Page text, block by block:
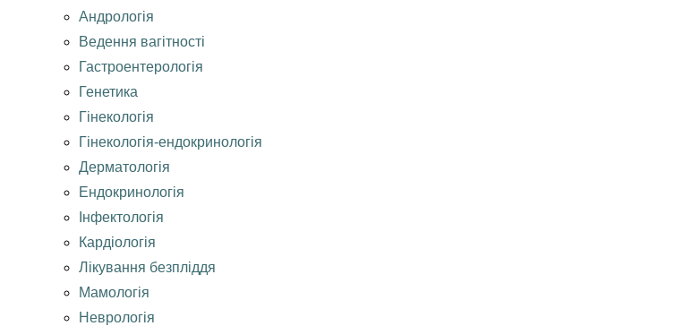
Андрологія
Ведення вагітності
Гастроентерологія
Генетика
Гінекологія
Гінекологія-ендокринологія
Дерматологія
Ендокринологія
Інфектологія
Кардіологія
Лікування безпліддя
Мамологія
Неврологія